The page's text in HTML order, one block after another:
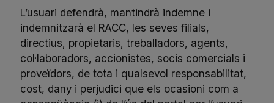
L’usuari defendrà, mantindrà indemne i
indemnitzarà el RACC, les seves filials,
directius, propietaris, treballadors, agents,
col·laboradors, accionistes, socis comercials i
proveïdors, de tota i qualsevol responsabilitat,
cost, dany i perjudici que els ocasioni com a